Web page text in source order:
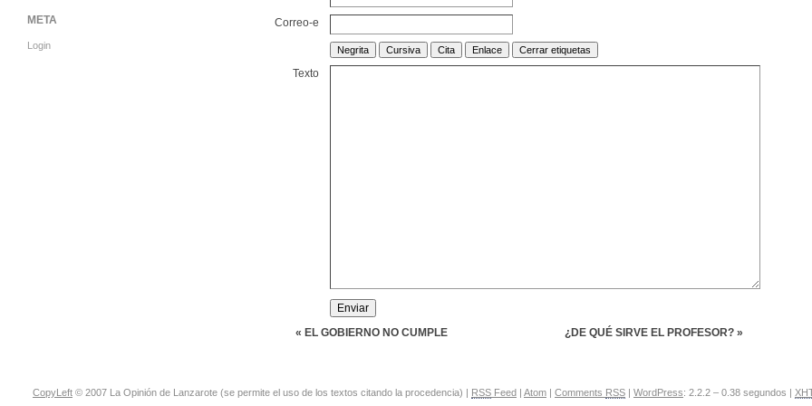
Correo-e
Texto
« EL GOBIERNO NO CUMPLE ¿DE QUÉ SIRVE EL PROFESOR? »
META
Login
CopyLeft © 2007 La Opinión de Lanzarote (se permite el uso de los textos citando la procedencia) | RSS Feed | Atom | Comments RSS | WordPress: 2.2.2 – 0.38 segundos |